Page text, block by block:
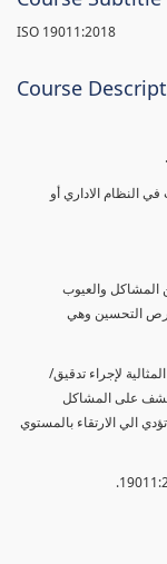
ISO 19011:2018
Course
النظام الاداري أو
المشاكل والعيوب
التحسين وهي
لإجراء تدقيق/
على المشاكل
الي الارتقاء بالمستوي